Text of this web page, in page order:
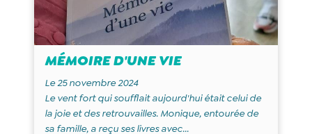
MÉMOIRE D'UNE VIE
Le 25 novembre 2024
Le vent fort qui soufflait aujourd'hui était celui de
la joie et des retrouvailles. Monique, entourée de
sa famille, a reçu ses livres avec...